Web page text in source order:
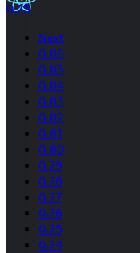
0.75
Next
0.86
0.85
0.84
0.83
0.82
0.81
0.80
0.79
0.78
0.77
0.76
0.75
0.74